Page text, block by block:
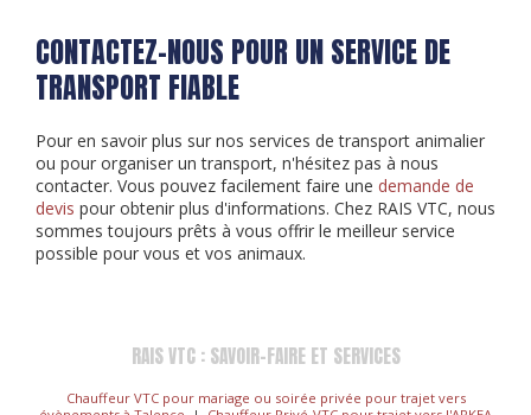
CONTACTEZ-NOUS POUR UN SERVICE DE
TRANSPORT FIABLE
Pour en savoir plus sur nos services de transport animalier
ou pour organiser un transport, n'hésitez pas à nous
contacter. Vous pouvez facilement faire une demande de
devis pour obtenir plus d'informations. Chez RAIS VTC, nous
sommes toujours prêts à vous offrir le meilleur service
possible pour vous et vos animaux.
RAIS VTC : SAVOIR-FAIRE ET SERVICES
Chauffeur VTC pour mariage ou soirée privée pour trajet vers